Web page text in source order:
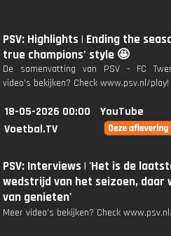
PSV: Highlights | Ending the
true champions’ style 🤩
De samenvatting van PSV - FC
video's bekijken? Check www.psv.nl/
18-05-2026 00:00
YouTube
Voetbal.TV
PSV: Interviews | 'Het is de
wedstrijd van het seizoen, daar
van genieten'
Meer video's bekijken? Check